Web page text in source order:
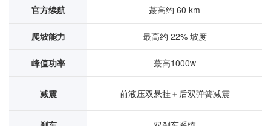
官方续航 蕞高约 60 km
爬坡能力 最高约 22% 坡度
峰值功率 蕞高1000w
减震 前液压双悬挂＋后双弹簧减震